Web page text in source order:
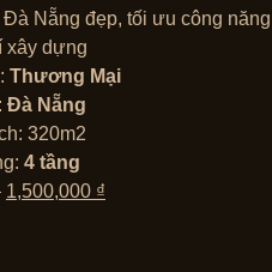
là:
2,500,000 ₫.
tại
1,500,000 ₫.
Nẵng đẹp, tối ưu công năng
xây dựng
Thương Mại
Đà Nẵng
320m2
4 tầng
Giá
1,500,000 ₫